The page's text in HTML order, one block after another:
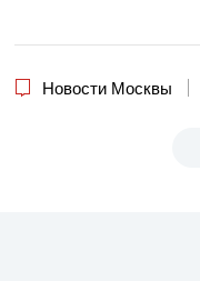
Новости Москвы